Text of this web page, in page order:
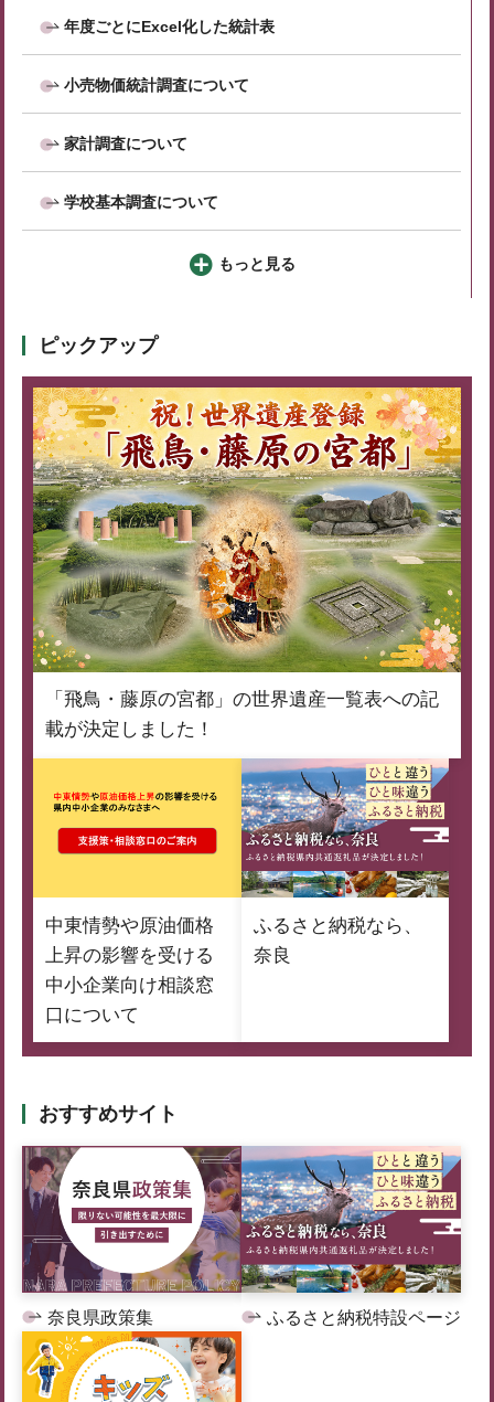
年度ごとにExcel化した統計表
小売物価統計調査について
家計調査について
学校基本調査について
もっと見る
ピックアップ
「飛鳥・藤原の宮都」の世界遺産一覧表への記
載が決定しました！
中東情勢や原油価格
上昇の影響を受ける
中小企業向け相談窓
口について
ふるさと納税なら、
奈良
おすすめサイト
奈良県政策集 ふるさと納税特設ページ